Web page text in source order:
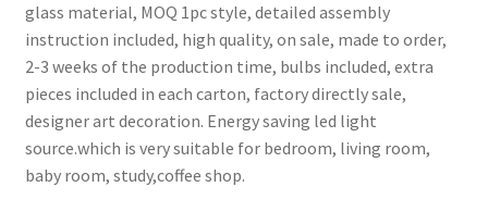
glass material, MOQ 1pc style, detailed assembly
instruction included, high quality, on sale, made to order,
2-3 weeks of the production time, bulbs included, extra
pieces included in each carton, factory directly sale,
designer art decoration. Energy saving led light
source.which is very suitable for bedroom, living room,
baby room, study,coffee shop.